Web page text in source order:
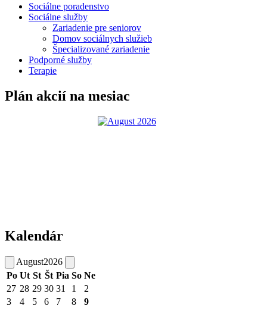
Sociálne poradenstvo
Sociálne služby
Zariadenie pre seniorov
Domov sociálnych služieb
Špecializované zariadenie
Podporné služby
Terapie
Plán akcií na mesiac
Kalendár
August2026
Po Ut St Št Pia So Ne
27 28 29 30 31 1
2
3
4 5 6 7 8
9